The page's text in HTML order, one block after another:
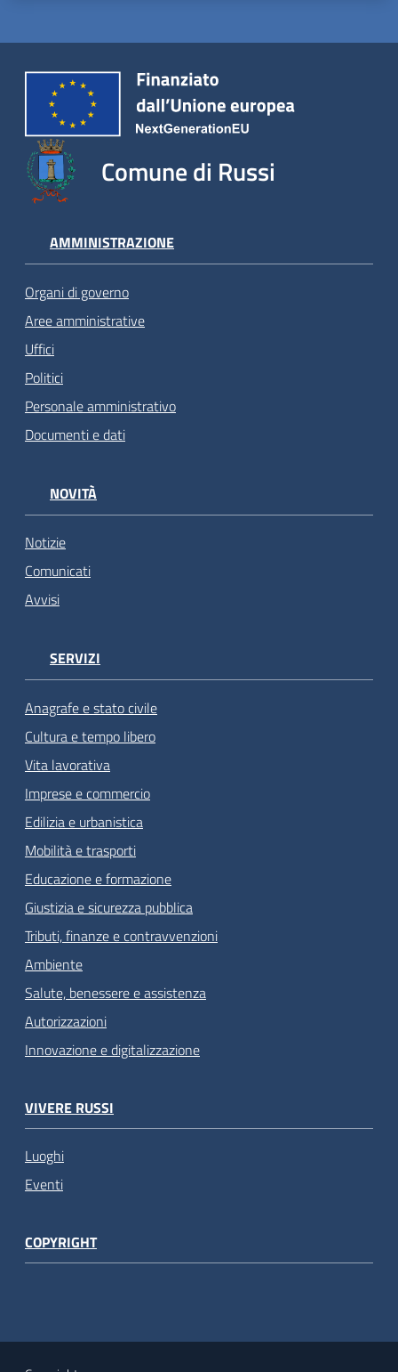
Comune di Russi
AMMINISTRAZIONE
Organi di governo
Aree amministrative
Uffici
Politici
Personale amministrativo
Documenti e dati
NOVITÀ
Notizie
Comunicati
Avvisi
SERVIZI
Anagrafe e stato civile
Cultura e tempo libero
Vita lavorativa
Imprese e commercio
Edilizia e urbanistica
Mobilità e trasporti
Educazione e formazione
Giustizia e sicurezza pubblica
Tributi, finanze e contravvenzioni
Ambiente
Salute, benessere e assistenza
Autorizzazioni
Innovazione e digitalizzazione
VIVERE RUSSI
Luoghi
Eventi
COPYRIGHT